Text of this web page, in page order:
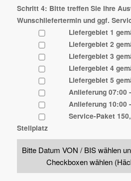
Schritt 4: Bitte treffen Sie Ihre
Wunschliefertermin und ggf.
Liefergebiet 1
Liefergebiet 2
Liefergebiet 3
Liefergebiet 4
Liefergebiet 5
Anlieferung 07:00
Anlieferung 10:00
Service-Paket
Stellplatz
Bitte Datum VON / BIS wählen
Checkboxen wählen